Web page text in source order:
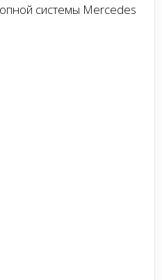
системы Mercedes